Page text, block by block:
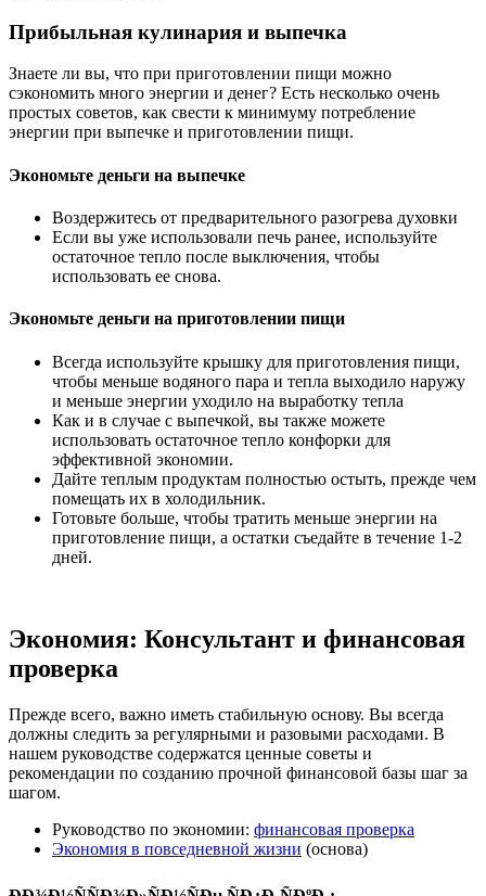
Прибыльная кулинария и выпечка
Знаете ли вы, что при приготовлении пищи можно
сэкономить много энергии и денег? Есть несколько очень
простых советов, как свести к минимуму потребление
энергии при выпечке и приготовлении пищи.
Экономьте деньги на выпечке
Воздержитесь от предварительного разогрева духовки
Если вы уже использовали печь ранее, используйте
остаточное тепло после выключения, чтобы
использовать ее снова.
Экономьте деньги на приготовлении пищи
Всегда используйте крышку для приготовления пищи,
чтобы меньше водяного пара и тепла выходило наружу
и меньше энергии уходило на выработку тепла
Как и в случае с выпечкой, вы также можете
использовать остаточное тепло конфорки для
эффективной экономии.
Дайте теплым продуктам полностью остыть, прежде чем
помещать их в холодильник.
Готовьте больше, чтобы тратить меньше энергии на
приготовление пищи, а остатки съедайте в течение 1-2
дней.
Экономия: Консультант и финансовая
проверка
Прежде всего, важно иметь стабильную основу. Вы всегда
должны следить за регулярными и разовыми расходами. В
нашем руководстве содержатся ценные советы и
рекомендации по созданию прочной финансовой базы шаг за
шагом.
Руководство по экономии: финансовая проверка
Экономия в повседневной жизни (основа)